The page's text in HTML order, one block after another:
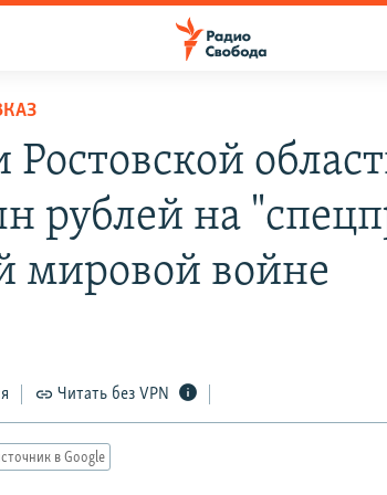
Ростовской
рублей на
мировой войне
Читать без VPN
в Google